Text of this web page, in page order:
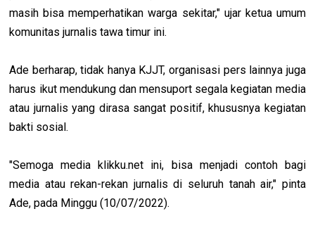
masih bisa memperhatikan warga sekitar," ujar ketua umum
komunitas jurnalis tawa timur ini.
Ade berharap, tidak hanya KJJT, organisasi pers lainnya juga
harus ikut mendukung dan mensuport segala kegiatan media
atau jurnalis yang dirasa sangat positif, khususnya kegiatan
bakti sosial.
"Semoga media klikku.net ini, bisa menjadi contoh bagi
media atau rekan-rekan jurnalis di seluruh tanah air," pinta
Ade, pada Minggu (10/07/2022).